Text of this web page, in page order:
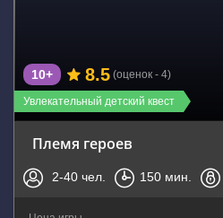
Увлекательный детский квест
10+ 8.5 (оценок - 4)
Племя героев
2-40 чел. 150 мин.